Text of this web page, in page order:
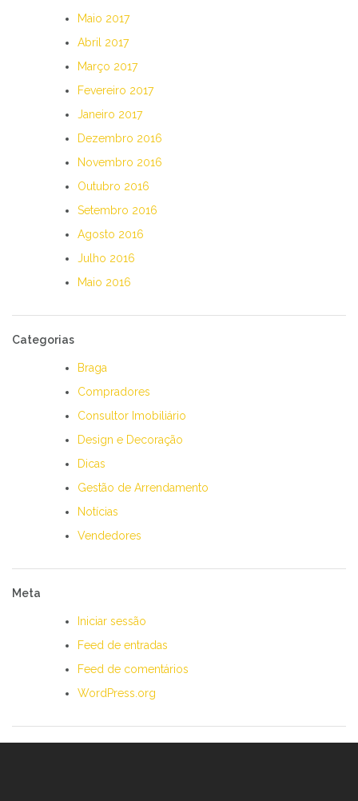
Maio 2017
Abril 2017
Março 2017
Fevereiro 2017
Janeiro 2017
Dezembro 2016
Novembro 2016
Outubro 2016
Setembro 2016
Agosto 2016
Julho 2016
Maio 2016
Categorias
Braga
Compradores
Consultor Imobiliário
Design e Decoração
Dicas
Gestão de Arrendamento
Notícias
Vendedores
Meta
Iniciar sessão
Feed de entradas
Feed de comentários
WordPress.org